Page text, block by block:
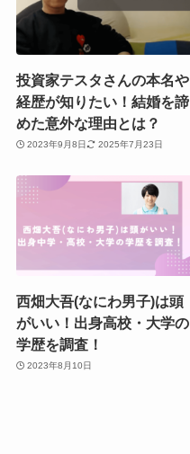
投資家テスタさんの本名や
経歴が知りたい！結婚を諦
めた意外な理由とは？
2023年9月8日 2025年7月23日
西畑大吾(なにわ男子)は頭
がいい！出身高校・大学の
学歴を調査！
2023年8月10日